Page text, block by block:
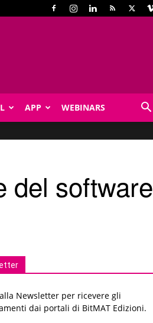
APP WEBINARS
del software
Newsletter per ricevere gli
dai portali di BitMAT Edizioni.